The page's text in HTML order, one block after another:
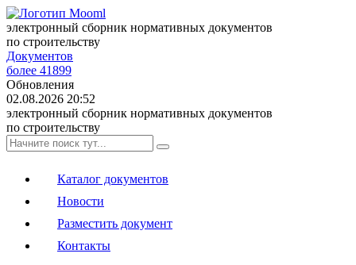
электронный сборник нормативных документов
по строительству
Документов
более 41899
Обновления
02.08.2026 20:52
электронный сборник нормативных документов
по строительству
Каталог документов
Новости
Разместить документ
Контакты